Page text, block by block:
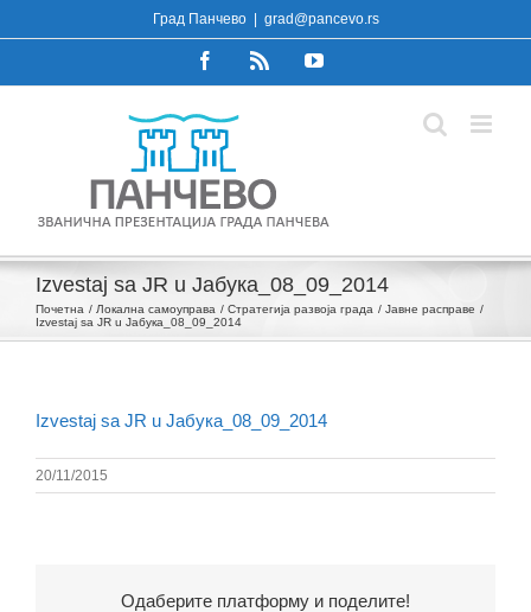
to
Град Панчево grad@pancevo.rs
FacebookRss YouTube
Izvestaj sa JR u Јабука_08_09_2014
Почетна Локална самоуправа Стратегија развоја града
Јавне расправе
Izvestaj sa JR u Јабука_08_09_2014
Izvestaj sa JR u Јабука_08_09_2014
20/11/2015
Одаберите платформу и поделите!